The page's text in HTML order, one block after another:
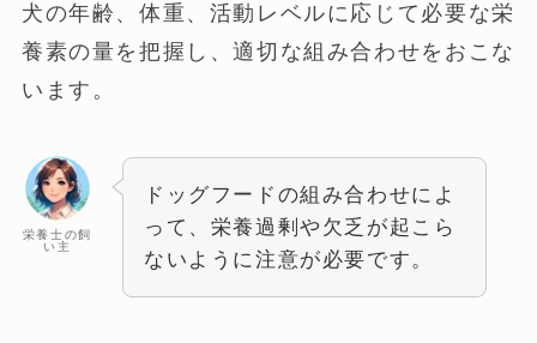
犬の年齢、体重、活動レベルに応じて必要な栄
養素の量を把握し、適切な組み合わせをおこな
います。
栄養士の飼
い主
ドッグフードの組み合わせによ
って、栄養過剰や欠乏が起こら
ないように注意が必要です。